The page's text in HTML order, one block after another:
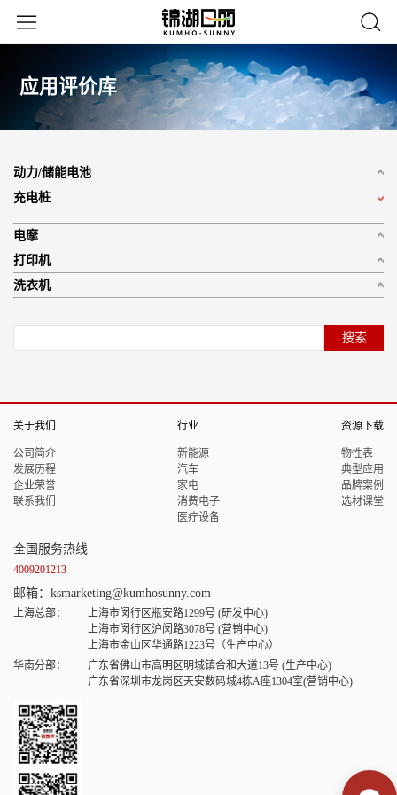
应用评价库
动力/储能电池
充电桩
电摩
打印机
洗衣机
搜索
关于我们
公司简介
发展历程
企业荣誉
联系我们
行业
新能源
汽车
家电
消费电子
医疗设备
资源下载
物性表
典型应用
品牌案例
选材课堂
全国服务热线
4009201213
邮箱：ksmarketing@kumhosunny.com
上海总部：
上海市闵行区瓶安路1299号 (研发中心)
上海市闵行区沪闵路3078号 (营销中心)
上海市金山区华通路1223号（生产中心）
华南分部：
广东省佛山市高明区明城镇合和大道13号 (生产中心)
广东省深圳市龙岗区天安数码城4栋A座1304室(营销中心)